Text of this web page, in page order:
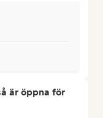
är öppna för